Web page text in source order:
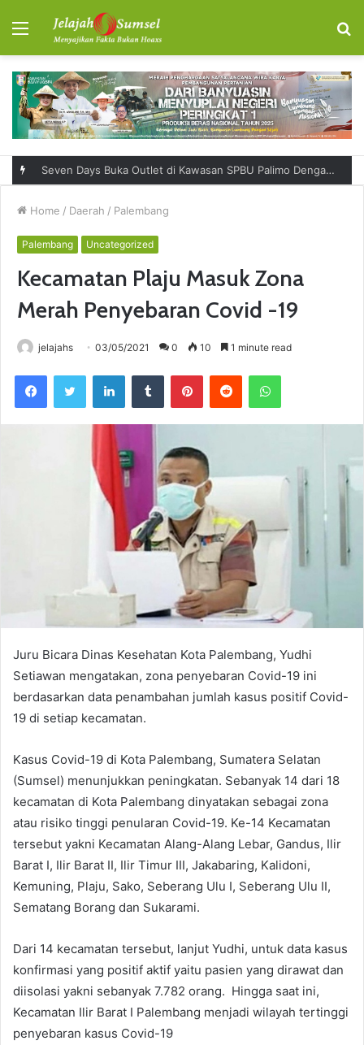
Menu
Seven Days Buka Outlet di Kawasan SPBU Palimo Dengan Konsep One Stop Hangout Destination
Home / Daerah / Palembang
Palembang Uncategorized
Kecamatan Plaju Masuk Zona
Merah Penyebaran Covid -19
jelajahs 03/05/2021 0 10 1 minute read
Juru Bicara Dinas Kesehatan Kota Palembang, Yudhi
Setiawan mengatakan, zona penyebaran Covid-19 ini
berdasarkan data penambahan jumlah kasus positif Covid-
19 di setiap kecamatan.
Kasus Covid-19 di Kota Palembang, Sumatera Selatan
(Sumsel) menunjukkan peningkatan. Sebanyak 14 dari 18
kecamatan di Kota Palembang dinyatakan sebagai zona
atau risiko tinggi penularan Covid-19. Ke-14 Kecamatan
tersebut yakni Kecamatan Alang-Alang Lebar, Gandus, Ilir
Barat I, Ilir Barat II, Ilir Timur III, Jakabaring, Kalidoni,
Kemuning, Plaju, Sako, Seberang Ulu I, Seberang Ulu II,
Sematang Borang dan Sukarami.
Dari 14 kecamatan tersebut, lanjut Yudhi, untuk data kasus
konfirmasi yang positif aktif yaitu pasien yang dirawat dan
diisolasi yakni sebanyak 7.782 orang. Hingga saat ini,
Kecamatan Ilir Barat I Palembang menjadi wilayah tertinggi
penyebaran kasus Covid-19